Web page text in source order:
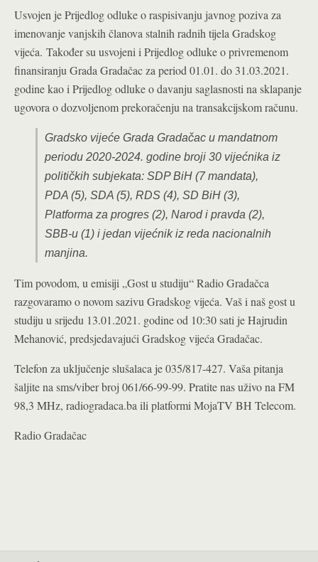
Usvojen je Prijedlog odluke o raspisivanju javnog poziva za
imenovanje vanjskih članova stalnih radnih tijela Gradskog
vijeća. Također su usvojeni i Prijedlog odluke o privremenom
finansiranju Grada Gradačac za period 01.01. do 31.03.2021.
godine kao i Prijedlog odluke o davanju saglasnosti na sklapanje
ugovora o dozvoljenom prekoračenju na transakcijskom računu.
Gradsko vijeće Grada Gradačac u mandatnom
periodu 2020-2024. godine broji 30 vijećnika iz
političkih subjekata: SDP BiH (7 mandata),
PDA (5), SDA (5), RDS (4), SD BiH (3),
Platforma za progres (2), Narod i pravda (2),
SBB-u (1) i jedan vijećnik iz reda nacionalnih
manjina.
Tim povodom, u emisiji „Gost u studiju“ Radio Gradačca
razgovaramo o novom sazivu Gradskog vijeća. Vaš i naš gost u
studiju u srijedu 13.01.2021. godine od 10:30 sati je Hajrudin
Mehanović, predsjedavajući Gradskog vijeća Gradačac.
Telefon za uključenje slušalaca je 035/817-427. Vaša pitanja
šaljite na sms/viber broj 061/66-99-99. Pratite nas uživo na FM
98,3 MHz, radiogradaca.ba ili platformi MojaTV BH Telecom.
Radio Gradačac